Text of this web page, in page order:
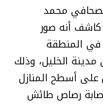
محمد
كاشف أنه صور
بتاريخ 8/2/2022، في المنطقة
مدينة الخليل، وذلك
على أسطح المنازل
رصاص طائش